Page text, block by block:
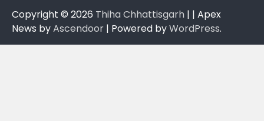
Copyright © 2026 Thiha Chhattisgarh | | Apex
News byAscendoor | Powered byWordPress.